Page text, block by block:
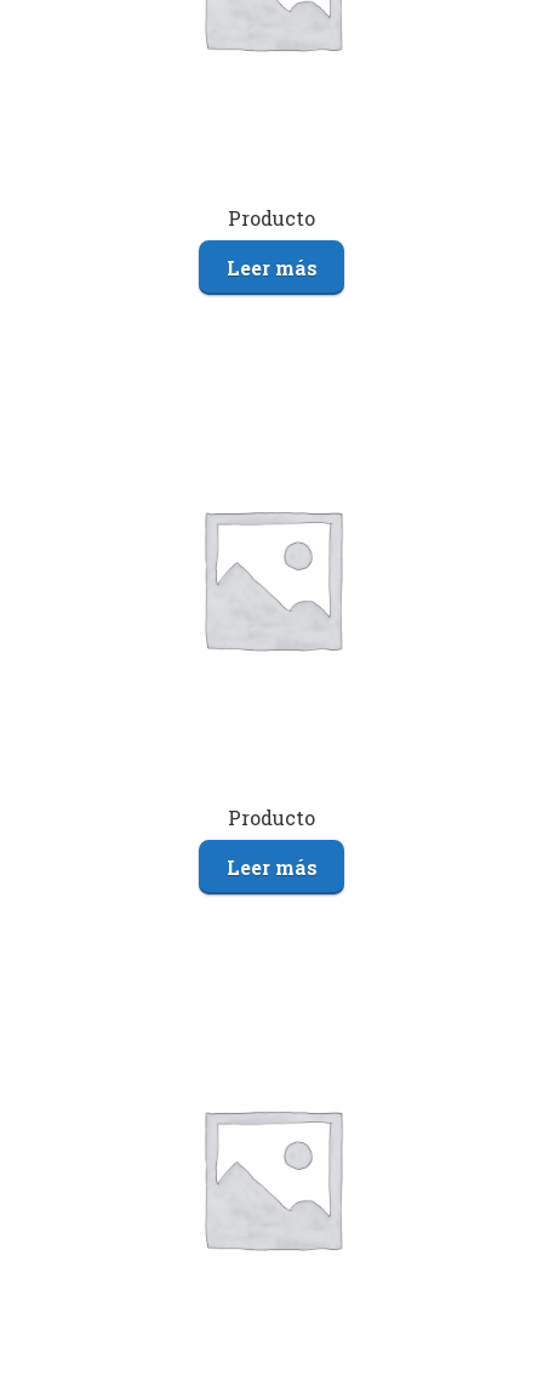
Producto
Leer más
Producto
Leer más